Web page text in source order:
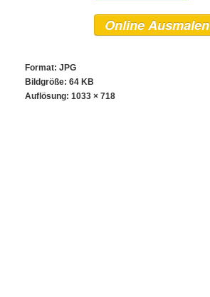
Online Ausmalen
Format: JPG
Bildgröße: 64 KB
Auflösung: 1033 × 718